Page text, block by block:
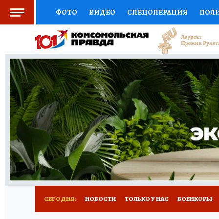
ФОТО ВИДЕО СПЕЦОПЕРАЦИЯ
СОЦПОДДЕРЖКА НАУКА СПОРТ
ВЫБОР ЭКСПЕРТОВ ДОКТОР
КНИЖНАЯ ПОЛКА ПРОГНОЗЫ НА СПОРТ
ПРЕСС-ЦЕНТР НЕДВИЖИМОСТЬ
РАДИО КП РЕКЛАМА ТЕСТЫ НОВОЕ
СЕГОДНЯ: НОВОСТИ ТОЛЬКО У НАС ВОЕНКОРЫ